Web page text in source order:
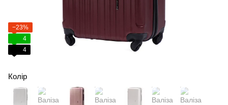
−23%
4
4
Колір